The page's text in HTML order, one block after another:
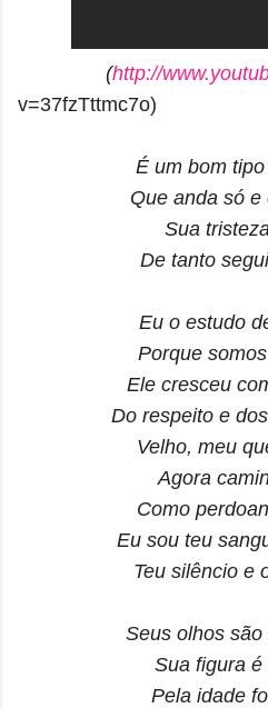
(http://
v=37fzTttmc7o)
É um bom
Que anda só e
Sua
De tanto
Eu o estudo
Porque
Ele cresceu
Do respeito e
Velho, meu
Agora
Como
Eu sou teu
Teu silêncio e
Seus olhos
Sua figura é
Pela idade